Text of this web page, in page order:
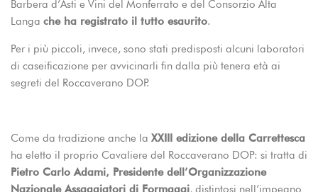
Barbera d’Asti e Vini del Monferrato e del Consorzio Alta
Langa che ha registrato il tutto esaurito.
Per i più piccoli, invece, sono stati predisposti alcuni laboratori
di caseificazione per avvicinarli fin dalla più tenera età ai
segreti del Roccaverano DOP.
Come da tradizione anche la XXIII edizione della Carrettesca
ha eletto il proprio Cavaliere del Roccaverano DOP: si tratta di
Pietro Carlo Adami, Presidente dell’Organizzazione
Nazionale Assaggiatori di Formaggi, distintosi nell’impegno